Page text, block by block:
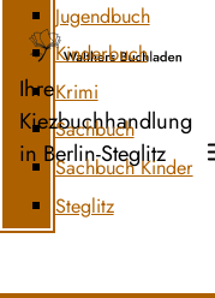
Ihre
Kiezbuchhandlung
in Berlin-Steglitz
Jugendbuch
Kinderbuch
Krimi
Sachbuch
Sachbuch Kinder
Steglitz